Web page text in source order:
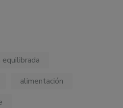
alimentación